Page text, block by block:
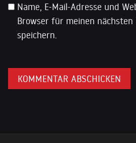
Name, E-Mail-Adresse und
Browser für meinen
speichern.